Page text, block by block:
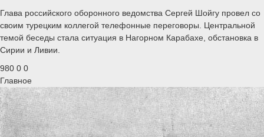
Глава российского оборонного ведомства Сергей Шойгу провел со
своим турецким коллегой телефонные переговоры. Центральной
темой беседы стала ситуация в Нагорном Карабахе, обстановка в
Сирии и Ливии.
980 0 0
Главное